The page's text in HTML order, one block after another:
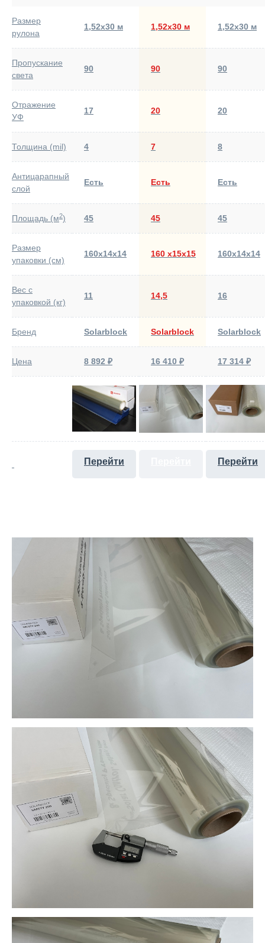
Размер
рулона
1,52х30 м 1,52х30 м 1,52х30 м
Пропускание
света
90 90 90
Отражение
УФ
17 20 20
Толщина (mil) 4 7 8
Антицарапный
слой
Есть Есть Есть
Площадь (м2) 45 45 45
Размер
упаковки (см)
160х14х14 160 х15х15 160х14х14
Вес с
упаковкой (кг)
11 14,5 16
Бренд Solarblock Solarblock Solarblock
Цена 8 892 ₽ 16 410 ₽ 17 314 ₽
Перейти Перейти